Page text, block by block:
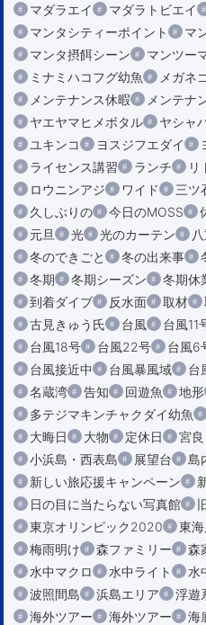
マダラエイ
マダラトビエイ
マンタシティーポイント
マ
マンタ摂餌シーン
マンツー
ミナミハコフグ幼魚
メガネ
メンテナンス休暇
メンテナ
ヤエヤマヒメボタル
ヤシャ
ユキンコ
ヨスジフエダイ
ライセンス講習
ランチ リ
ロウニンアジ
ワイド 三ツ
久しぶりの
今日のMOSS
元旦
光 光のカーテン
冬のできごと
冬の出来事
冬期
冬期シーズン 冬期休
到着ダイブ
反水面 取材
古見きゅう氏
台風 台風11
台風18号
台風22号 台風6
台風接近中
台風暴風域 台
名蔵湾
告知 回遊魚 地形
多テジマキンチャクダイ幼魚
大晦日
大物 定休日 宮
小浜島・西表島
展望台
島
新しい旅応援キャンペーン
日の目に当たらない写真館
東京オリンピック2020
東
梅雨明け
森ファミリー 森
水中マクロ
水中ライト 水
波照間島
浜島エリア 浮遊
海外ツアー
海外ツアー 海